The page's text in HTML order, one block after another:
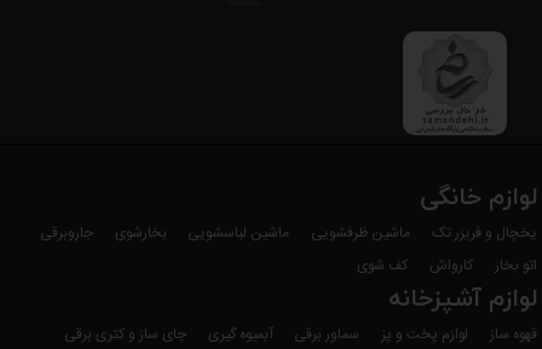
لوازم خانگی
یخچال و فریزر تک ماشین ظرفشویی ماشین لباسشویی بخارشوی
جاروبرقی
اتو بخار
کارواش کف شوی
لوازم آشپزخانه
قهوه ساز لوازم پخت و پز سماور برقی آبمیوه گیری
چای ساز و کتری برقی